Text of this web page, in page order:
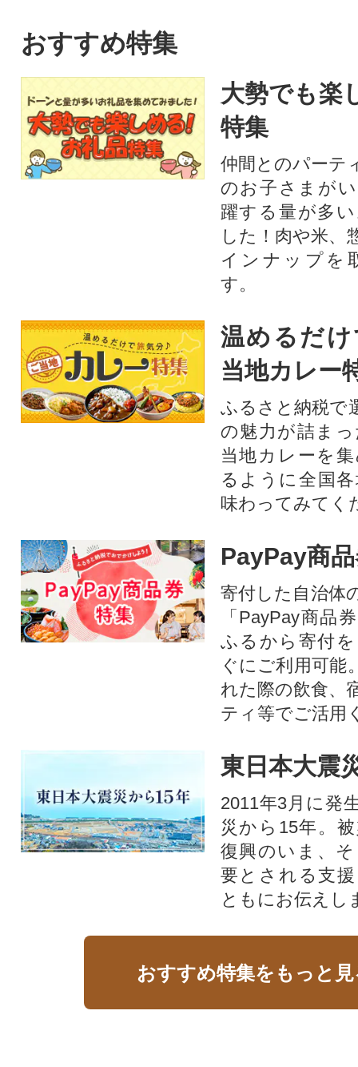
おすすめ特集
大勢でも楽
特集
仲間とのパーテ
のお子さまが
躍する量が多
した！肉や米、
インナップを
す。
温めるだ
当地カレー
ふるさと納税で
の魅力が詰ま
当地カレーを
るように全国
味わってみてく
PayPay商
寄付した自治体
「PayPay商品
ふるから寄付
ぐにご利用可能
れた際の飲食、
ティ等でご活用
東日本大震
2011年3月に発
災から15年。
復興のいま、
要とされる支
ともにお伝えし
おすすめ特集をもっと